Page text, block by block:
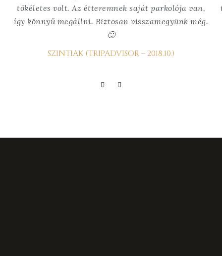
tökéletes volt. Az étteremnek saját parkolója van,
így könnyű megállni. Biztosan visszamegyünk még.
🙂
SZINTIAK (TRIPADVISOR – 2018.10.)